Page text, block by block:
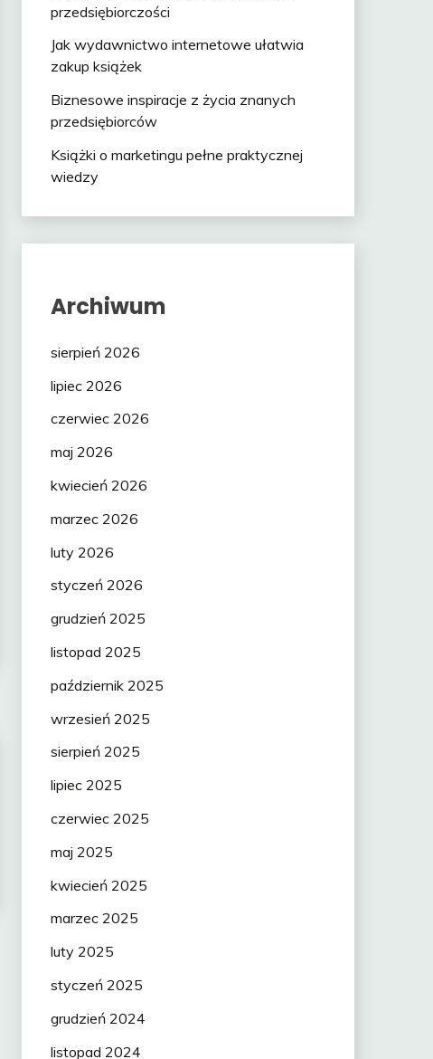
przedsiębiorczości
Jak wydawnictwo internetowe ułatwia
zakup książek
Biznesowe inspiracje z życia znanych
przedsiębiorców
Książki o marketingu pełne praktycznej
wiedzy
Archiwum
sierpień 2026
lipiec 2026
czerwiec 2026
maj 2026
kwiecień 2026
marzec 2026
luty 2026
styczeń 2026
grudzień 2025
listopad 2025
październik 2025
wrzesień 2025
sierpień 2025
lipiec 2025
czerwiec 2025
maj 2025
kwiecień 2025
marzec 2025
luty 2025
styczeń 2025
grudzień 2024
listopad 2024